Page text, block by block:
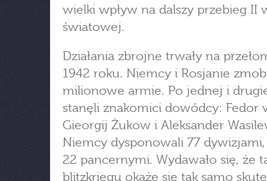
wielki wpływ na dalszy przebieg II
światowej.
Działania zbrojne trwały na
1942 roku. Niemcy i Rosjanie
milionowe armie. Po jednej i
stanęli znakomici dowódcy: Fedor
Gieorgij Żukow i Aleksander
Niemcy dysponowali 77
22 pancernymi. Wydawało się, że
blitzkriegu okaże się tak samo